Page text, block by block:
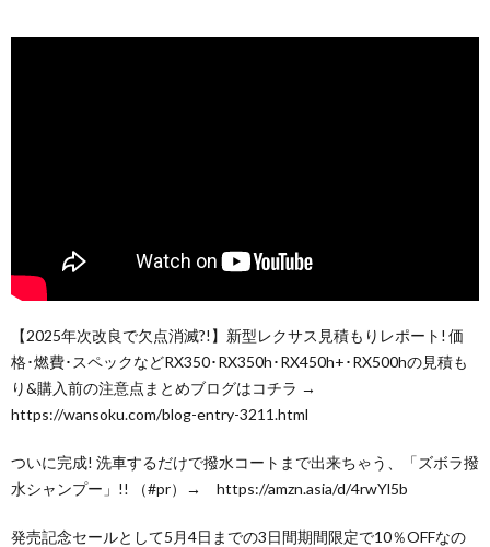
【2025年次改良で欠点消滅?!】新型レクサス見積もりレポート! 価
格･燃費･スペックなどRX350･RX350h･RX450h+･RX500hの見積も
り&購入前の注意点まとめブログはコチラ →
https://wansoku.com/blog-entry-3211.html
ついに完成! 洗車するだけで撥水コートまで出来ちゃう、「ズボラ撥
水シャンプー」!! （#pr）→ https://amzn.asia/d/4rwYl5b
発売記念セールとして5月4日までの3日間期間限定で10％OFFなの